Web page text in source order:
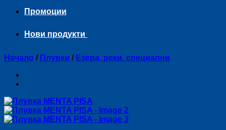
Промоции
Нови продукти
Начало / Плувки / Езера, реки, специални